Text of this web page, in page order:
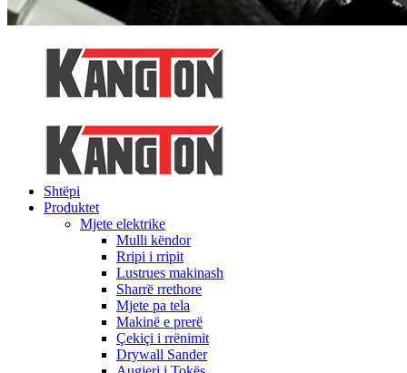
Shtëpi
Produktet
Mjete elektrike
Mulli këndor
Rripi i rripit
Lustrues makinash
Sharrë rrethore
Mjete pa tela
Makinë e prerë
Çekiçi i rrënimit
Drywall Sander